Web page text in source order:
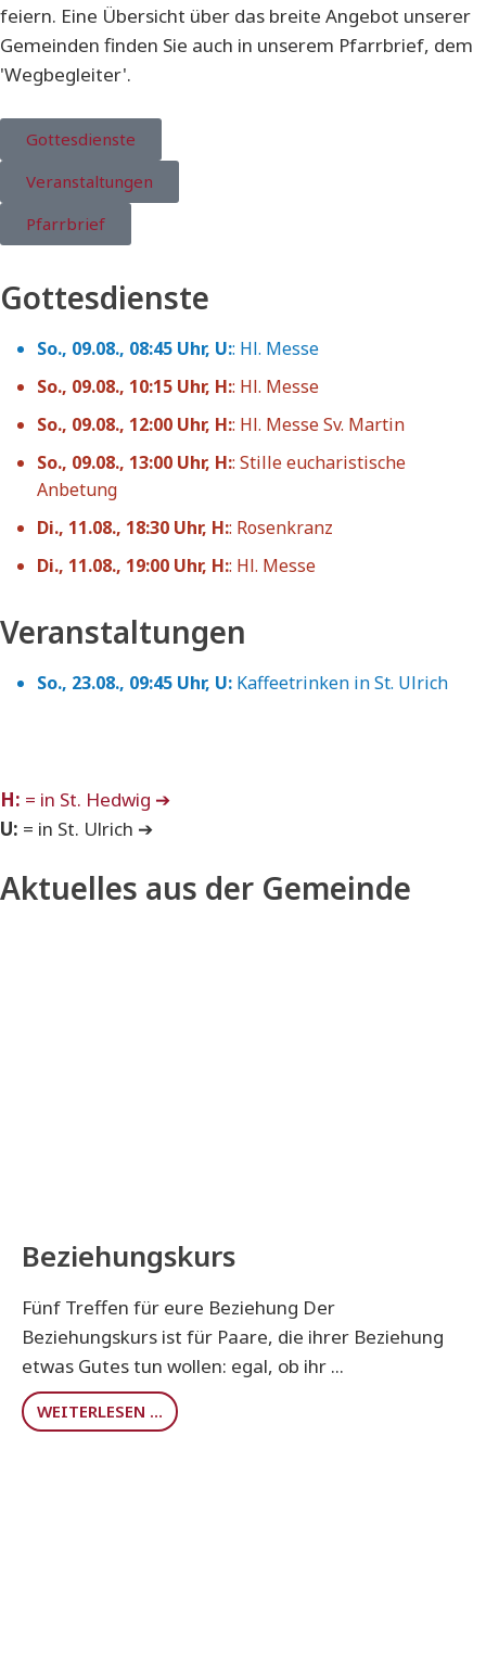
feiern. Eine Übersicht über das breite Angebot unserer
Gemeinden finden Sie auch in unserem Pfarrbrief, dem
'Wegbegleiter'.
Gottesdienste
Veranstaltungen
Pfarrbrief
Gottesdienste
So., 09.08., 08:45 Uhr, U:: Hl. Messe
So., 09.08., 10:15 Uhr, H:: Hl. Messe
So., 09.08., 12:00 Uhr, H:: Hl. Messe Sv. Martin
So., 09.08., 13:00 Uhr, H:: Stille eucharistische
Anbetung
Di., 11.08., 18:30 Uhr, H:: Rosenkranz
Di., 11.08., 19:00 Uhr, H:: Hl. Messe
Veranstaltungen
So., 23.08., 09:45 Uhr, U: Kaffeetrinken in St. Ulrich
H: = in St. Hedwig ➔
U: = in St. Ulrich ➔
Aktuelles aus der Gemeinde
Beziehungskurs
Fünf Treffen für eure Beziehung Der
Beziehungskurs ist für Paare, die ihrer Beziehung
etwas Gutes tun wollen: egal, ob ihr ...
WEITERLESEN …